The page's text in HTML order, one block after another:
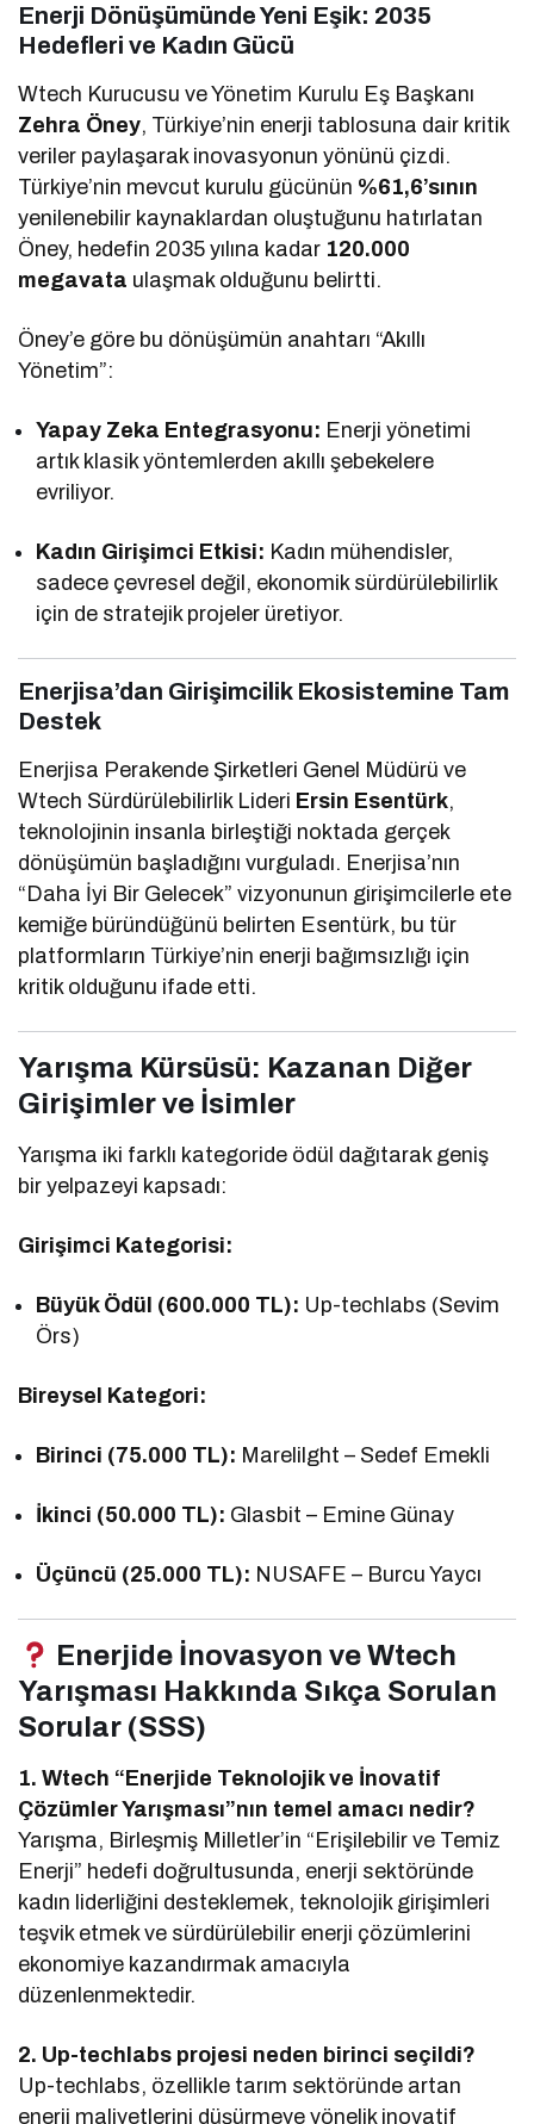
Enerji Dönüşümünde Yeni Eşik: 2035
Hedefleri ve Kadın Gücü
Wtech Kurucusu ve Yönetim Kurulu Eş Başkanı
Zehra Öney, Türkiye’nin enerji tablosuna dair kritik
veriler paylaşarak inovasyonun yönünü çizdi.
Türkiye’nin mevcut kurulu gücünün %61,6’sının
yenilenebilir kaynaklardan oluştuğunu hatırlatan
Öney, hedefin 2035 yılına kadar 120.000
megavata ulaşmak olduğunu belirtti.
Öney’e göre bu dönüşümün anahtarı “Akıllı
Yönetim”:
Yapay Zeka Entegrasyonu: Enerji yönetimi
artık klasik yöntemlerden akıllı şebekelere
evriliyor.
Kadın Girişimci Etkisi: Kadın mühendisler,
sadece çevresel değil, ekonomik sürdürülebilirlik
için de stratejik projeler üretiyor.
Enerjisa’dan Girişimcilik Ekosistemine Tam
Destek
Enerjisa Perakende Şirketleri Genel Müdürü ve
Wtech Sürdürülebilirlik Lideri Ersin Esentürk,
teknolojinin insanla birleştiği noktada gerçek
dönüşümün başladığını vurguladı. Enerjisa’nın
“Daha İyi Bir Gelecek” vizyonunun girişimcilerle ete
kemiğe büründüğünü belirten Esentürk, bu tür
platformların Türkiye’nin enerji bağımsızlığı için
kritik olduğunu ifade etti.
Yarışma Kürsüsü: Kazanan Diğer
Girişimler ve İsimler
Yarışma iki farklı kategoride ödül dağıtarak geniş
bir yelpazeyi kapsadı:
Girişimci Kategorisi:
Büyük Ödül (600.000 TL): Up-techlabs (Sevim
Örs)
Bireysel Kategori:
Birinci (75.000 TL): Marelilght – Sedef Emekli
İkinci (50.000 TL): Glasbit – Emine Günay
Üçüncü (25.000 TL): NUSAFE – Burcu Yaycı
Enerjide İnovasyon ve Wtech
Yarışması Hakkında Sıkça Sorulan
Sorular (SSS)
1. Wtech “Enerjide Teknolojik ve İnovatif
Çözümler Yarışması”nın temel amacı nedir?
Yarışma, Birleşmiş Milletler’in “Erişilebilir ve Temiz
Enerji” hedefi doğrultusunda, enerji sektöründe
kadın liderliğini desteklemek, teknolojik girişimleri
teşvik etmek ve sürdürülebilir enerji çözümlerini
ekonomiye kazandırmak amacıyla
düzenlenmektedir.
2. Up-techlabs projesi neden birinci seçildi?
Up-techlabs, özellikle tarım sektöründe artan
enerji maliyetlerini düşürmeye yönelik inovatif